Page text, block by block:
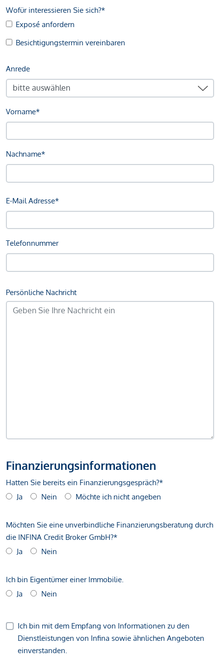
Wofür interessieren Sie sich?*
Exposé anfordern
Besichtigungstermin vereinbaren
Anrede
Vorname*
Nachname*
E-Mail Adresse*
Telefonnummer
Persönliche Nachricht
Finanzierungsinformationen
Hatten Sie bereits ein Finanzierungsgespräch?*
Ja
Nein Möchte ich nicht angeben
Möchten Sie eine unverbindliche Finanzierungsberatung durch
die INFINA Credit Broker GmbH?*
Ja
Nein
Ich bin Eigentümer einer Immobilie.
Ja
Nein
Ich bin mit dem Empfang von Informationen zu den
Dienstleistungen von Infina sowie ähnlichen Angeboten
einverstanden.